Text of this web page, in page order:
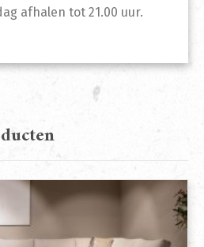
afhalen tot 21.00 uur.